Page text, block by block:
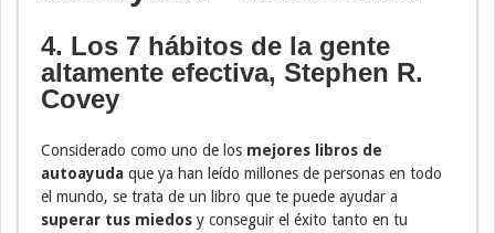
4. Los 7 hábitos de la gente
altamente efectiva, Stephen R.
Covey
Considerado como uno de los mejores libros de
autoayuda que ya han leído millones de personas en todo
el mundo, se trata de un libro que te puede ayudar a
superar tus miedos y conseguir el éxito tanto en tu